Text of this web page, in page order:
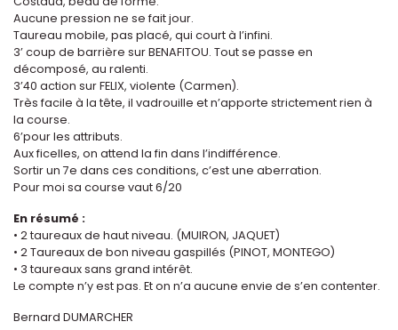
Aucune pression ne se fait jour.
Taureau mobile, pas placé, qui court à l’infini.
3’ coup de barrière sur BENAFITOU. Tout se passe en
décomposé, au ralenti.
3’40 action sur FELIX, violente (Carmen).
Très facile à la tête, il vadrouille et n’apporte strictement rien à
la course.
6’pour les attributs.
Aux ficelles, on attend la fin dans l’indifférence.
Sortir un 7e dans ces conditions, c’est une aberration.
Pour moi sa course vaut 6/20
En résumé :
• 2 taureaux de haut niveau. (MUIRON, JAQUET)
• 2 Taureaux de bon niveau gaspillés (PINOT, MONTEGO)
• 3 taureaux sans grand intérêt.
Le compte n’y est pas. Et on n’a aucune envie de s’en contenter.
Bernard DUMARCHER